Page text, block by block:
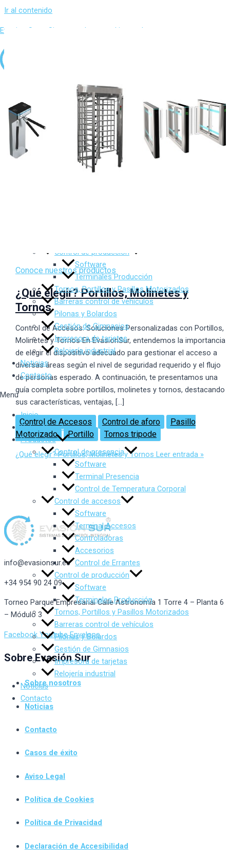
Ir al contenido
Evasion Sur – Sistemas de control integral
Sobre Nosotros
Productos
Control de presencia
Software
Terminal Presencia
Control de Temperatura Corporal
Control de producción
Software
Terminales Producción
Tornos, Portillos y Pasillos Motorizados
Barreras control de vehículos
Pilonas y Bolardos
Gestión de Gimnasios
Impresora de tarjetas
Relojería industrial
Noticias
Contacto
Menu
Inicio
Sobre Nosotros
Productos
Control de presencia
Software
Terminal Presencia
Control de Temperatura Corporal
Control de accesos
Software
Terminal Accesos
Controladoras
Accesorios
Control de Errantes
Control de producción
Software
Terminales Producción
Tornos, Portillos y Pasillos Motorizados
Barreras control de vehículos
Pilonas y Bolardos
Gestión de Gimnasios
Impresora de tarjetas
Relojería industrial
Noticias
Contacto
Conoce nuestros productos
¿Qué elegir? Portillos, Molinetes y
Tornos
Control de Accesos: Soluciones Personalizadas con Portillos,
Molinetes y Tornos En EvasionSur, entendemos la importancia
de elegir el dispositivo adecuado para gestionar el acceso a
diversas áreas según el nivel de seguridad requerido y el flujo
de personas esperado. A continuación, te presentamos una
guía completa sobre portillos, molinetes y tornos, destacando
sus características, ventajas, […]
Control de Accesos Control de aforo
Pasillo
Motorizado
Portillo Tornos tripode
¿Qué elegir? Portillos, Molinetes y Tornos Leer entrada »
info@evasionsur.es
+34 954 90 24 09
Torneo Parque Empresarial Calle Astronomía 1 Torre 4 – Planta 6
– Módulo 3
Facebook Youtube Envelope
Sobre Evasión Sur
Sobre nosotros
Noticias
Contacto
Casos de éxito
Aviso Legal
Política de Cookies
Política de Privacidad
Declaración de Accesibilidad